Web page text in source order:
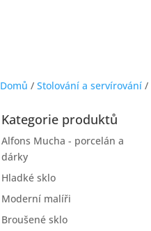
Domů / Stolování a servírování /
Kategorie produktů
Alfons Mucha - porcelán a
dárky
Hladké sklo
Moderní malíři
Broušené sklo